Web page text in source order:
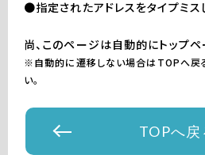
●指定されたアドレスをタイプミス
尚、このページは自動的にトップペ
※自動的に遷移しない場合はTOPへ戻
い。
TOPへ戻